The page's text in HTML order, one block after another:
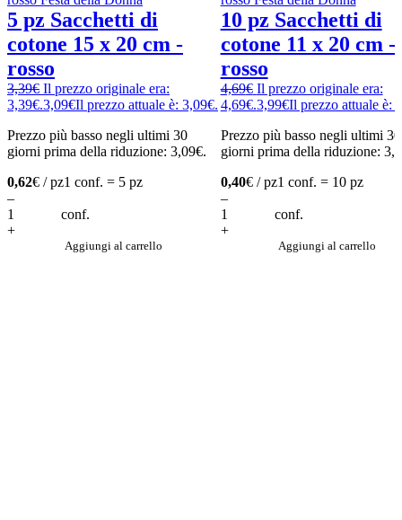
5 pz Sacchetti di
cotone 15 x 20 cm -
rosso
3,39€ Il prezzo originale era:
3,39€.3,09€Il prezzo attuale è: 3,09€.
Prezzo più basso negli ultimi 30
giorni prima della riduzione: 3,09€.
0,62€ / pz1 conf. = 5 pz
–
conf.
+
Aggiungi al carrello
10 pz Sacchetti di
cotone 11 x 20 cm -
rosso
4,69€ Il prezzo originale era:
4,69€.3,99€Il prezzo attuale è:
Prezzo più basso negli ultimi 30
giorni prima della riduzione:
0,40€ / pz1 conf. = 10 pz
–
conf.
+
Aggiungi al carrello